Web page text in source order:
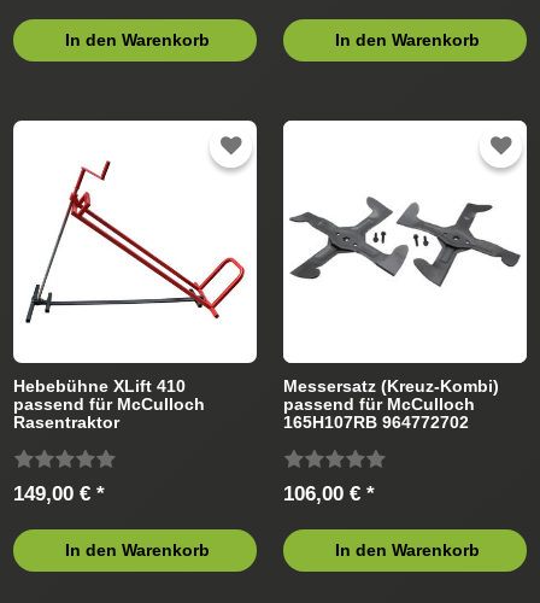
In den Warenkorb In den Warenkorb
Hebebühne XLift 410
passend für McCulloch
Rasentraktor
149,00 € *
In den Warenkorb
Messersatz (Kreuz-Kombi)
passend für McCulloch
165H107RB 964772702
106,00 € *
In den Warenkorb